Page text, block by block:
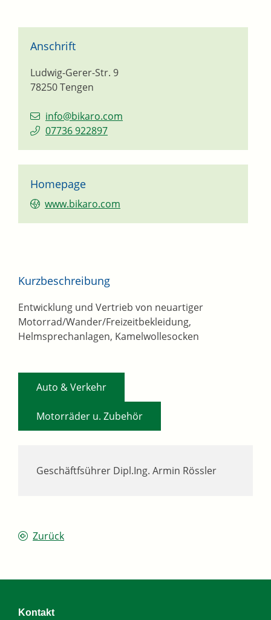
Anschrift
Ludwig-Gerer-Str. 9
78250Tengen
info@bikaro.com
07736 922897
Homepage
www.bikaro.com
Geschäftfsührer Dipl.Ing. Armin Rössler
Kurzbeschreibung
Entwicklung und Vertrieb von neuartiger
Motorrad/Wander/Freizeitbekleidung,
Helmsprechanlagen, Kamelwollesocken
Auto & Verkehr
Motorräder u. Zubehör
Zurück
Kontakt